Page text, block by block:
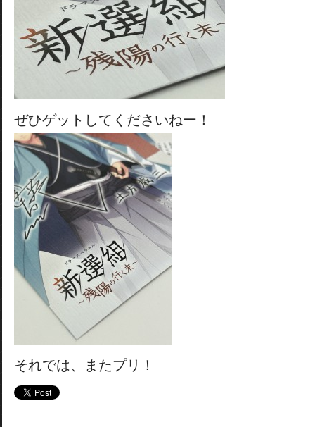
ぜひゲットしてくださいねー！
それでは、またプリ！